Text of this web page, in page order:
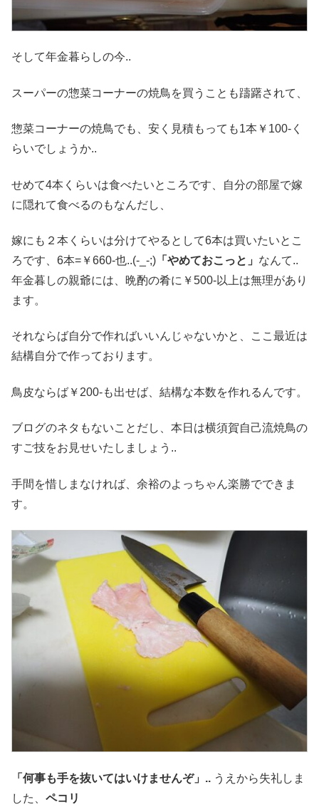
そして年金暮らしの今..
スーパーの惣菜コーナーの焼鳥を買うことも躊躇されて、
惣菜コーナーの焼鳥でも、安く見積もっても1本￥100-く
らいでしょうか..
せめて4本くらいは食べたいところです、自分の部屋で嫁
に隠れて食べるのもなんだし、
嫁にも２本くらいは分けてやるとして6本は買いたいとこ
ろです、6本=￥660-也..(-_-;) 「やめておこっと」 なんて..
年金暮しの親爺には、晩酌の肴に￥500-以上は無理があり
ます。
それならば自分で作ればいいんじゃないかと、ここ最近は
結構自分で作っております。
鳥皮ならば￥200-も出せば、結構な本数を作れるんです。
ブログのネタもないことだし、本日は横須賀自己流焼鳥の
すご技をお見せいたしましょう..
手間を惜しまなければ、余裕のよっちゃん楽勝でできま
す。
「何事も手を抜いてはいけませんぞ」.. うえから失礼しま
した
ペコリ